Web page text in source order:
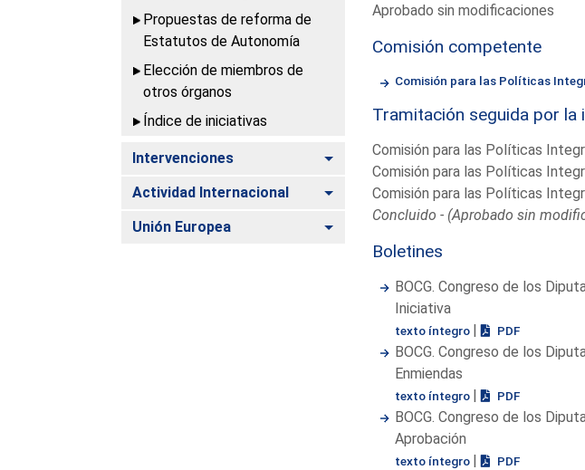
Propuestas de reforma de
Estatutos de Autonomía
Elección de miembros de
otros órganos
Índice de iniciativas
Intervenciones Alternar
Actividad Internacional Alternar
Unión Europea Alternar
Aprobado sin modificaciones
Comisión competente
Comisión para las Políticas
Tramitación seguida por la
Comisión para las Políticas
Comisión para las Políticas
Comisión para las Políticas
Concluido - (Aprobado sin
Boletines
BOCG. Congreso de los
Iniciativa
texto íntegro | PDF
BOCG. Congreso de los
Enmiendas
texto íntegro | PDF
BOCG. Congreso de los
Aprobación
texto íntegro | PDF